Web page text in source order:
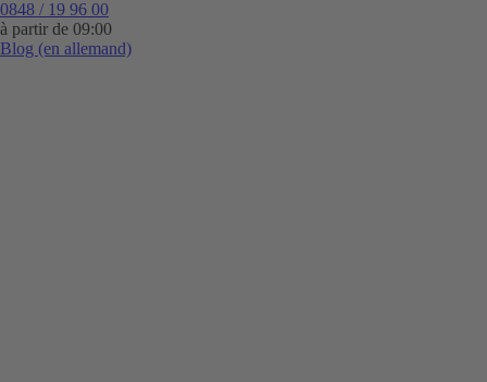
0848 / 19 96 00
à partir de 09:00
Blog (en allemand)